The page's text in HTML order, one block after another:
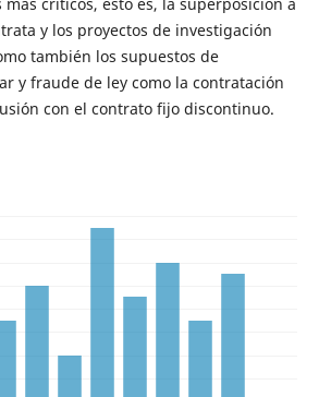
y los proyectos de investigación
también los supuestos de
y fraude de ley como la contratación
con el contrato fijo discontinuo.